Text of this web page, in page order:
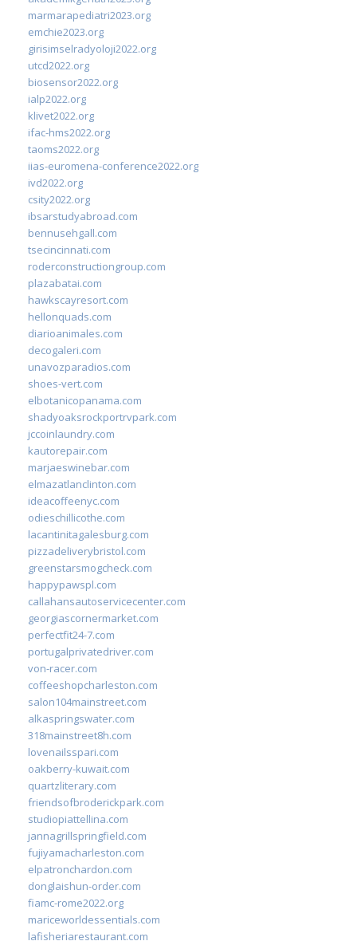
marmarapediatri2023.org
emchie2023.org
girisimselradyoloji2022.org
utcd2022.org
biosensor2022.org
ialp2022.org
klivet2022.org
ifac-hms2022.org
taoms2022.org
iias-euromena-conference2022.org
ivd2022.org
csity2022.org
ibsarstudyabroad.com
bennusehgall.com
tsecincinnati.com
roderconstructiongroup.com
plazabatai.com
hawkscayresort.com
hellonquads.com
diarioanimales.com
decogaleri.com
unavozparadios.com
shoes-vert.com
elbotanicopanama.com
shadyoaksrockportrvpark.com
jccoinlaundry.com
kautorepair.com
marjaeswinebar.com
elmazatlanclinton.com
ideacoffeenyc.com
odieschillicothe.com
lacantinitagalesburg.com
pizzadeliverybristol.com
greenstarsmogcheck.com
happypawspl.com
callahansautoservicecenter.com
georgiascornermarket.com
perfectfit24-7.com
portugalprivatedriver.com
von-racer.com
coffeeshopcharleston.com
salon104mainstreet.com
alkaspringswater.com
318mainstreet8h.com
lovenailsspari.com
oakberry-kuwait.com
quartzliterary.com
friendsofbroderickpark.com
studiopiattellina.com
jannagrillspringfield.com
fujiyamacharleston.com
elpatronchardon.com
donglaishun-order.com
fiamc-rome2022.org
mariceworldessentials.com
lafisheriarestaurant.com